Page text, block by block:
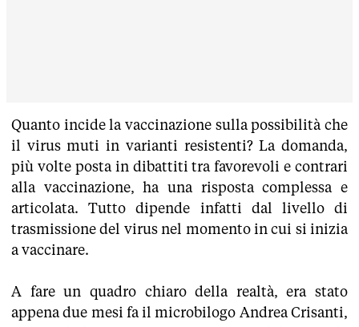
Quanto incide la vaccinazione sulla possibilità che
il virus muti in varianti resistenti? La domanda,
più volte posta in dibattiti tra favorevoli e contrari
alla vaccinazione, ha una risposta complessa e
articolata. Tutto dipende infatti dal livello di
trasmissione del virus nel momento in cui si inizia
a vaccinare.
A fare un quadro chiaro della realtà, era stato
appena due mesi fa il microbilogo Andrea Crisanti,